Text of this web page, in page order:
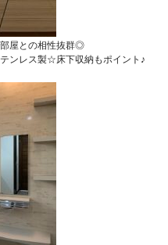
屋との相性抜群◎
ンレス製☆床下収納もポイント♪